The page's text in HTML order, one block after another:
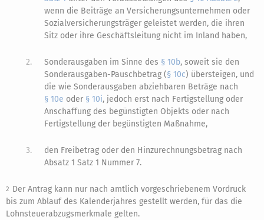
wenn die Beiträge an Versicherungsunternehmen oder
Sozialversicherungsträger geleistet werden, die ihren
Sitz oder ihre Geschäftsleitung nicht im Inland haben,
2. Sonderausgaben im Sinne des § 10b, soweit sie den
Sonderausgaben-Pauschbetrag (§ 10c) übersteigen, und
die wie Sonderausgaben abziehbaren Beträge nach
§ 10e oder § 10i, jedoch erst nach Fertigstellung oder
Anschaffung des begünstigten Objekts oder nach
Fertigstellung der begünstigten Maßnahme,
3.
den Freibetrag oder den Hinzurechnungsbetrag nach
Absatz 1 Satz 1 Nummer 7.
2 Der Antrag kann nur nach amtlich vorgeschriebenem Vordruck
bis zum Ablauf des Kalenderjahres gestellt werden, für das die
Lohnsteuerabzugsmerkmale gelten.